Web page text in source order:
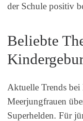
der Schule positiv
Beliebte
Aktuelle Trends bei
Meerjungfrauen
Superhelden. Für